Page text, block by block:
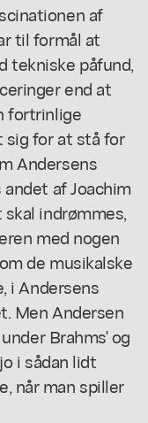
af
til formål at
tekniske påfund,
end at
fortrinlige
sig for at stå for
Andersens
af Joachim
indrømmes,
med nogen
de musikalske
i Andersens
Men Andersen
Brahms' og
i sådan lidt
når man spiller